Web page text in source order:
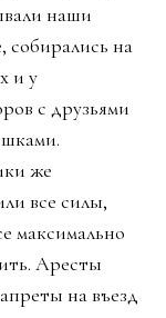
наши
собирались на
и у
с друзьями
же
все силы,
максимально
Аресты
на въезд